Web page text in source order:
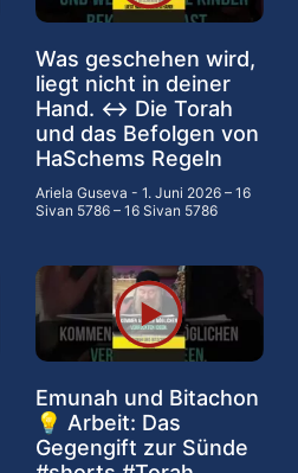
Was geschehen wird,
liegt nicht in deiner
Hand. ↔️ Die Torah
und das Befolgen von
HaSchems Regeln
Ariela Guseva 1. Juni 2026 – 16
Sivan 5786 – 16 Sivan 5786
Emunah und Bitachon
💡 Arbeit: Das
Gegengift zur Sünde